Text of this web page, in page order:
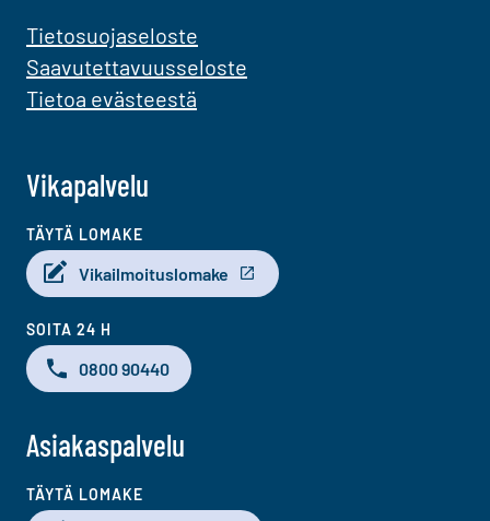
Tietosuojaseloste
Saavutettavuusseloste
Tietoa evästeestä
Vikapalvelu
TÄYTÄ LOMAKE
Vikailmoituslomake
SOITA 24 H
0800 90440
Asiakaspalvelu
TÄYTÄ LOMAKE